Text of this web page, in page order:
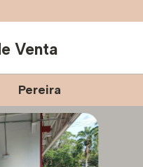
Venta
Pereira